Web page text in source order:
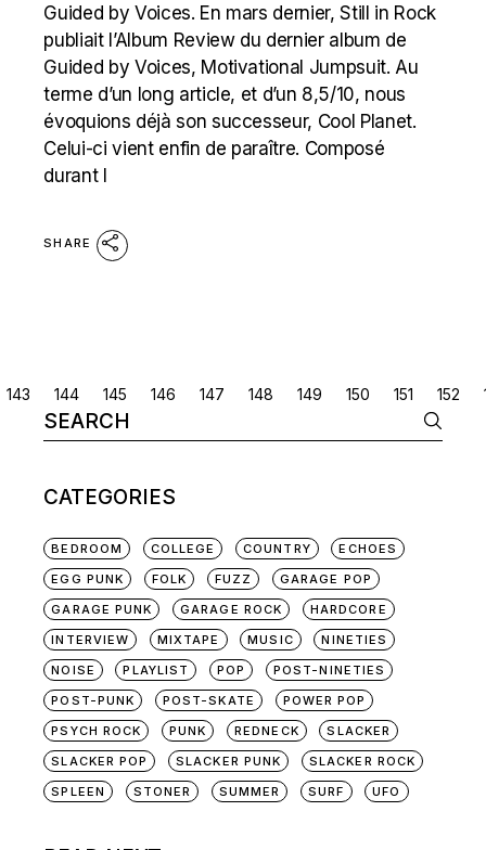
Guided by Voices. En mars dernier, Still in Rock
publiait l’Album Review du dernier album de
Guided by Voices, Motivational Jumpsuit. Au
terme d’un long article, et d’un 8,5/10, nous
évoquions déjà son successeur, Cool Planet.
Celui-ci vient enfin de paraître. Composé
durant l
SHARE
POSTS
NAVIGATION
143 144 145 146 147 148 149 150 151 152
Search
for:
CATEGORIES
BEDROOM COLLEGE COUNTRY
ECHOES
EGG PUNK
FOLK FUZZ
GARAGE POP
GARAGE PUNK
GARAGE ROCK
HARDCORE
INTERVIEW
MIXTAPE MUSIC
NINETIES
NOISE
PLAYLIST POP
POST-NINETIES
POST-PUNK
POST-SKATE
POWER POP
PSYCH ROCK
PUNK REDNECK
SLACKER
SLACKER POP
SLACKER PUNK
SLACKER ROCK
SPLEEN
STONER SUMMER SURF UFO